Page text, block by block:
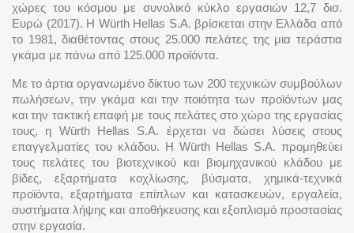
χώρες του κόσμου με συνολικό κύκλο εργασιών 12,7 δισ.
Ευρώ (2017). Η Würth Hellas S.A. βρίσκεται στην Ελλάδα από
το 1981, διαθέτοντας στους 25.000 πελάτες της μια τεράστια
γκάμα με πάνω από 125.000 προϊόντα.
Με το άρτια οργανωμένο δίκτυο των 200 τεχνικών συμβούλων
πωλήσεων, την γκάμα και την ποιότητα των προϊόντων μας
και την τακτική επαφή με τους πελάτες στο χώρο της εργασίας
τους, η Würth Hellas S.A. έρχεται να δώσει λύσεις στους
επαγγελματίες του κλάδου. Η Würth Hellas S.A. προμηθεύει
τους πελάτες του βιοτεχνικού και βιομηχανικού κλάδου με
βίδες, εξαρτήματα κοχλίωσης, βύσματα, χημικά-τεχνικά
προϊόντα, εξαρτήματα επίπλων και κατασκευών, εργαλεία,
συστήματα λήψης και αποθήκευσης και εξοπλισμό προστασίας
στην εργασία.